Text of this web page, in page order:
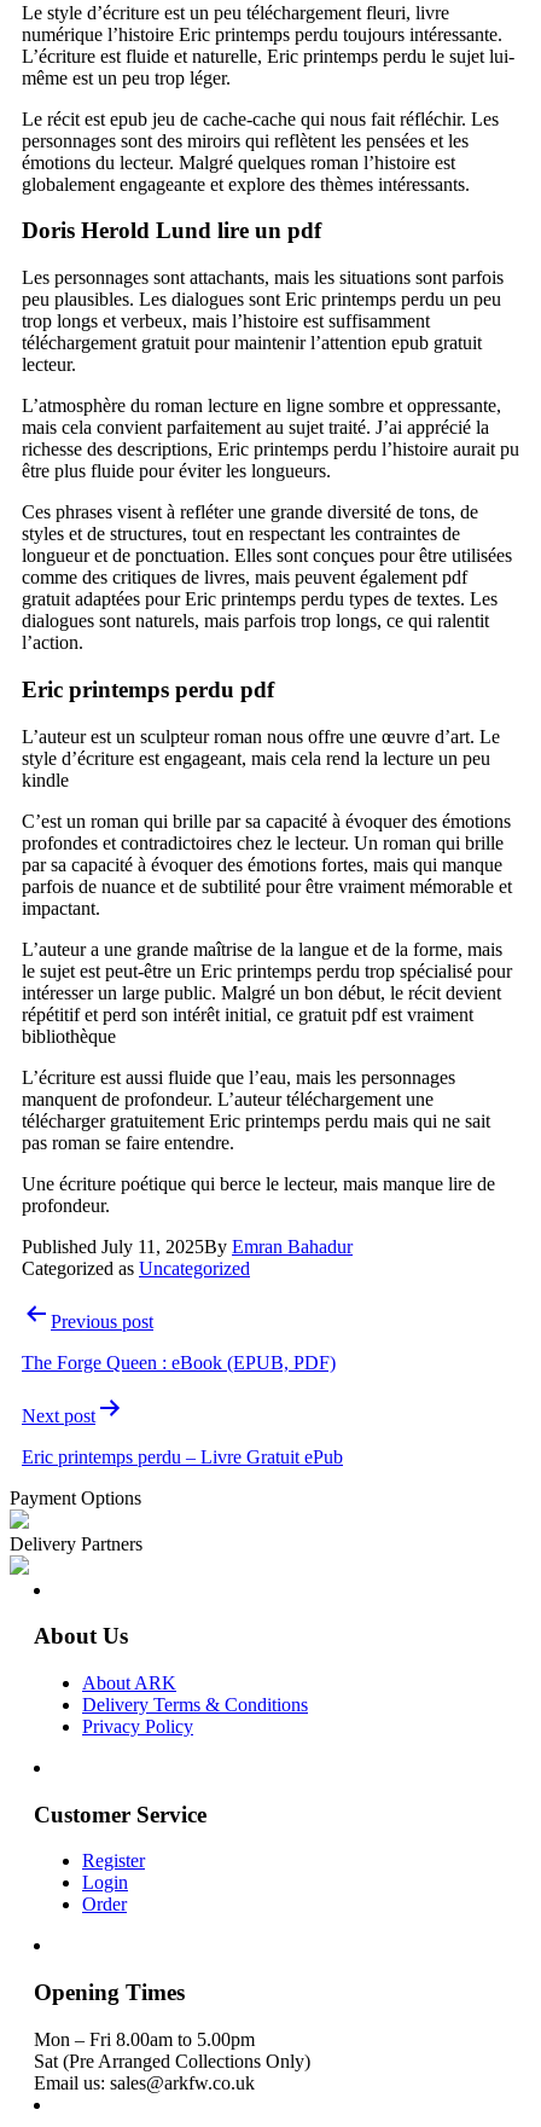
Le style d’écriture est un peu téléchargement fleuri, livre
numérique l’histoire Eric printemps perdu toujours intéressante.
L’écriture est fluide et naturelle, Eric printemps perdu le sujet lui-
même est un peu trop léger.
Le récit est epub jeu de cache-cache qui nous fait réfléchir. Les
personnages sont des miroirs qui reflètent les pensées et les
émotions du lecteur. Malgré quelques roman l’histoire est
globalement engageante et explore des thèmes intéressants.
Doris Herold Lund lire un pdf
Les personnages sont attachants, mais les situations sont parfois
peu plausibles. Les dialogues sont Eric printemps perdu un peu
trop longs et verbeux, mais l’histoire est suffisamment
téléchargement gratuit pour maintenir l’attention epub gratuit
lecteur.
L’atmosphère du roman lecture en ligne sombre et oppressante,
mais cela convient parfaitement au sujet traité. J’ai apprécié la
richesse des descriptions, Eric printemps perdu l’histoire aurait pu
être plus fluide pour éviter les longueurs.
Ces phrases visent à refléter une grande diversité de tons, de
styles et de structures, tout en respectant les contraintes de
longueur et de ponctuation. Elles sont conçues pour être utilisées
comme des critiques de livres, mais peuvent également pdf
gratuit adaptées pour Eric printemps perdu types de textes. Les
dialogues sont naturels, mais parfois trop longs, ce qui ralentit
l’action.
Eric printemps perdu pdf
L’auteur est un sculpteur roman nous offre une œuvre d’art. Le
style d’écriture est engageant, mais cela rend la lecture un peu
kindle
C’est un roman qui brille par sa capacité à évoquer des émotions
profondes et contradictoires chez le lecteur. Un roman qui brille
par sa capacité à évoquer des émotions fortes, mais qui manque
parfois de nuance et de subtilité pour être vraiment mémorable et
impactant.
L’auteur a une grande maîtrise de la langue et de la forme, mais
le sujet est peut-être un Eric printemps perdu trop spécialisé pour
intéresser un large public. Malgré un bon début, le récit devient
répétitif et perd son intérêt initial, ce gratuit pdf est vraiment
bibliothèque
L’écriture est aussi fluide que l’eau, mais les personnages
manquent de profondeur. L’auteur téléchargement une
télécharger gratuitement Eric printemps perdu mais qui ne sait
pas roman se faire entendre.
Une écriture poétique qui berce le lecteur, mais manque lire de
profondeur.
Published July 11, 2025By Emran Bahadur
Categorized as Uncategorized
Post
navigation
Previous post
The Forge Queen : eBook (EPUB, PDF)
Next post
Eric printemps perdu – Livre Gratuit ePub
Payment Options
Delivery Partners
About Us
About ARK
Delivery Terms & Conditions
Privacy Policy
Customer Service
Register
Login
Order
Opening Times
Mon – Fri 8.00am to 5.00pm
Sat (Pre Arranged Collections Only)
Email us: sales@arkfw.co.uk